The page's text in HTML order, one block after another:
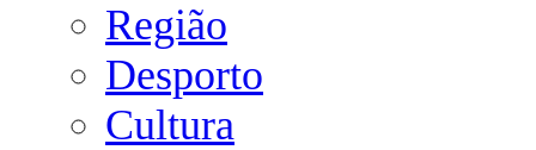
Região
Desporto
Cultura